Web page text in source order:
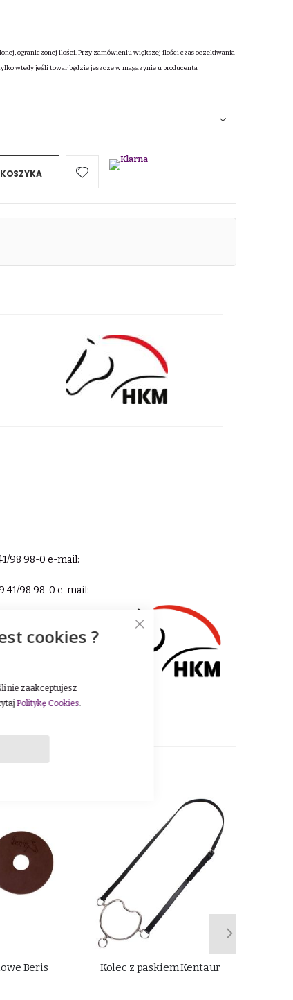
ograniczonej ilości. Przy zamówieniu większej ilości czas oczekiwania
wtedy jeśli towar będzie jeszcze w magazynie u producenta
98 98-0 e-mail:
41/98 98-0 e-mail:
oraz
wybór
kolekcje,
Beris Kolec z paskiem Kentaur
cookies ?
nie zaakceptujesz
Politykę Cookies.